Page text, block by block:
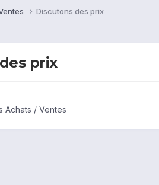
Discutons des prix
prix
Achats / Ventes